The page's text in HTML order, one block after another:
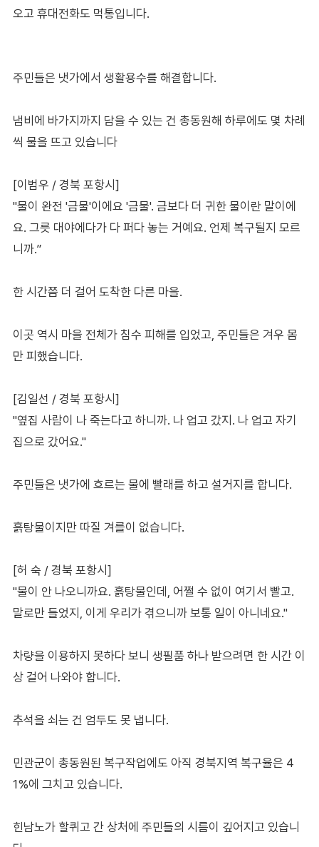
오고 휴대전화도 먹통입니다.
주민들은 냇가에서 생활용수를 해결합니다.
냄비에 바가지까지 담을 수 있는 건 총동원해 하루에도 몇 차례
씩 물을 뜨고 있습니다
[이범우 / 경북 포항시]
"물이 완전 '금물'이에요 '금물'. 금보다 더 귀한 물이란 말이에
요. 그릇 대야에다가 다 퍼다 놓는 거예요. 언제 복구될지 모르
니까.”
한 시간쯤 더 걸어 도착한 다른 마을.
이곳 역시 마을 전체가 침수 피해를 입었고, 주민들은 겨우 몸
만 피했습니다.
[김일선 / 경북 포항시]
"옆집 사람이 나 죽는다고 하니까. 나 업고 갔지. 나 업고 자기
집으로 갔어요."
주민들은 냇가에 흐르는 물에 빨래를 하고 설거지를 합니다.
흙탕물이지만 따질 겨를이 없습니다.
[허 숙 / 경북 포항시]
"물이 안 나오니까요. 흙탕물인데, 어쩔 수 없이 여기서 빨고.
말로만 들었지, 이게 우리가 겪으니까 보통 일이 아니네요."
차량을 이용하지 못하다 보니 생필품 하나 받으려면 한 시간 이
상 걸어 나와야 합니다.
추석을 쇠는 건 엄두도 못 냅니다.
민관군이 총동원된 복구작업에도 아직 경북지역 복구율은 4
1%에 그치고 있습니다.
힌남노가 할퀴고 간 상처에 주민들의 시름이 깊어지고 있습니